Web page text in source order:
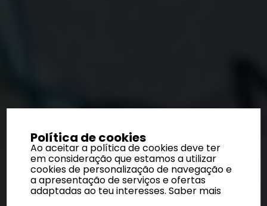
Política de cookies
Ao aceitar a política de cookies deve ter
em consideração que estamos a utilizar
cookies de personalização de navegação e
a apresentação de serviços e ofertas
adaptadas ao teu interesses.Saber mais